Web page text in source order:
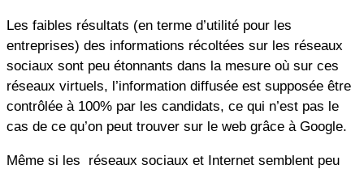
Les faibles résultats (en terme d’utilité pour les
entreprises) des informations récoltées sur les réseaux
sociaux sont peu étonnants dans la mesure où sur ces
réseaux virtuels, l’information diffusée est supposée être
contrôlée à 100% par les candidats, ce qui n’est pas le
cas de ce qu’on peut trouver sur le web grâce à Google.
Même si les réseaux sociaux et Internet semblent peu